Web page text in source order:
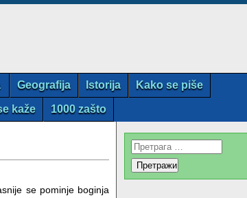
Geografija Istorija Kako se piše
kaže 1000 zašto
se pominje boginja